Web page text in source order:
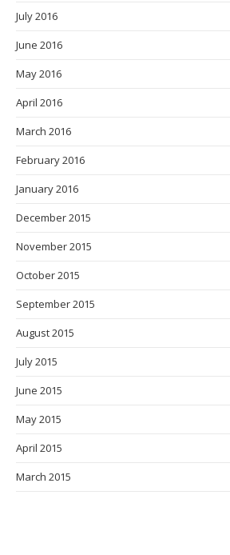
July 2016
June 2016
May 2016
April 2016
March 2016
February 2016
January 2016
December 2015
November 2015
October 2015
September 2015
August 2015
July 2015
June 2015
May 2015
April 2015
March 2015